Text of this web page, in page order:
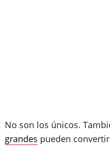
No son los únicos.
grandes pueden